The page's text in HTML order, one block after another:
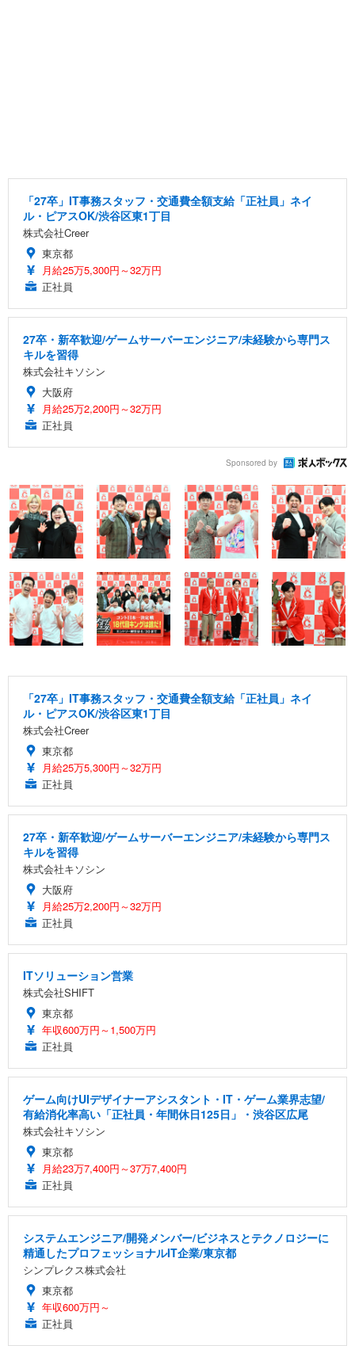
「27卒」IT事務スタッフ・交通費全額支給「正社員」ネイ
ル・ピアスOK/渋谷区東1丁目
株式会社Creer
東京都
月給25万5,300円～32万円
正社員
27卒・新卒歓迎/ゲームサーバーエンジニア/未経験から専門ス
キルを習得
株式会社キソシン
大阪府
月給25万2,200円～32万円
正社員
Sponsored by
「27卒」IT事務スタッフ・交通費全額支給「正社員」ネイ
ル・ピアスOK/渋谷区東1丁目
株式会社Creer
東京都
月給25万5,300円～32万円
正社員
27卒・新卒歓迎/ゲームサーバーエンジニア/未経験から専門ス
キルを習得
株式会社キソシン
大阪府
月給25万2,200円～32万円
正社員
ITソリューション営業
株式会社SHIFT
東京都
年収600万円～1,500万円
正社員
ゲーム向けUIデザイナーアシスタント・IT・ゲーム業界志望/
有給消化率高い「正社員・年間休日125日」・渋谷区広尾
株式会社キソシン
東京都
月給23万7,400円～37万7,400円
正社員
システムエンジニア/開発メンバー/ビジネスとテクノロジーに
精通したプロフェッショナルIT企業/東京都
シンプレクス株式会社
東京都
年収600万円～
正社員